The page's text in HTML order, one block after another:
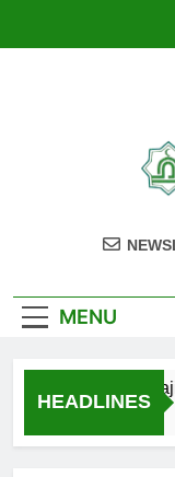
MENU
HEADLINES
Calon Jemaah